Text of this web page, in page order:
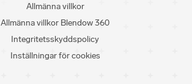
Allmänna villkor
Allmänna villkor Blendow 360
Integritetsskyddspolicy
Inställningar för cookies